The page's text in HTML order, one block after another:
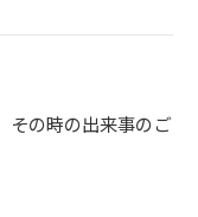
その時の出来事のご